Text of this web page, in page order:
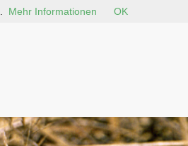
Mehr Informationen OK